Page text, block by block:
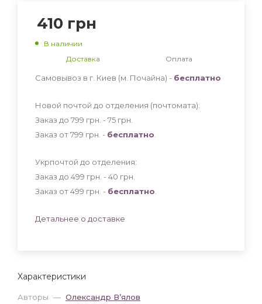
Характеристики
Авторы — Олександр В’ялов
410 грн
В наличии
Доставка
Оплата
Самовывоз в г. Киев (м. Почайна) - бесплатно
Новой почтой до отделения (почтомата):
Заказ до 799 грн. - 75 грн
Заказ от 799 грн. - бесплатно
Укрпочтой до отделения:
Заказ до 499 грн. - 40 грн
Заказ от 499 грн. - бесплатно
Детальнее о доставке